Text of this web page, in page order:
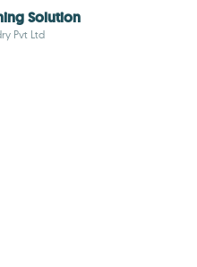
Solution
Pvt Ltd